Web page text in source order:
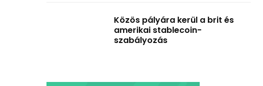
Közös pályára kerül a brit és
amerikai stablecoin-
szabályozás